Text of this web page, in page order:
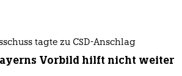
tagte zu CSD-Anschlag
Vorbild hilft nicht weiter